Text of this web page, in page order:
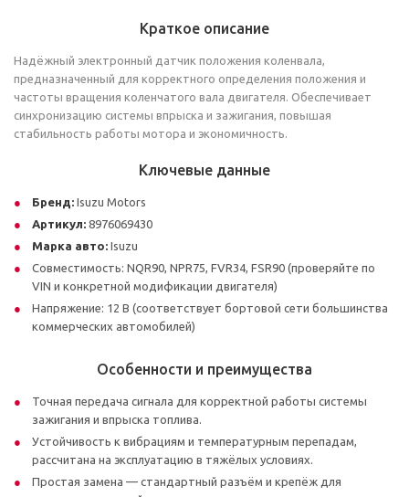
Краткое описание
Надёжный электронный датчик положения коленвала,
предназначенный для корректного определения положения и
частоты вращения коленчатого вала двигателя. Обеспечивает
синхронизацию системы впрыска и зажигания, повышая
стабильность работы мотора и экономичность.
Ключевые данные
Бренд: Isuzu Motors
Артикул: 8976069430
Марка авто: Isuzu
Совместимость: NQR90, NPR75, FVR34, FSR90 (проверяйте по
VIN и конкретной модификации двигателя)
Напряжение: 12 В (соответствует бортовой сети большинства
коммерческих автомобилей)
Особенности и преимущества
Точная передача сигнала для корректной работы системы
зажигания и впрыска топлива.
Устойчивость к вибрациям и температурным перепадам,
рассчитана на эксплуатацию в тяжёлых условиях.
Простая замена — стандартный разъём и крепёж для